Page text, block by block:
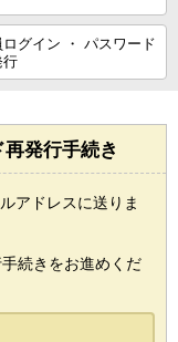
グイン ・ パスワード
行
発行手続き
アドレスに送りま
続きをお進めくだ